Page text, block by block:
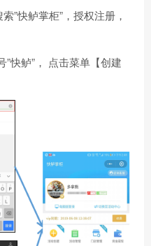
”快鲈掌柜”，授权注册，
快鲈”， 点击菜单【创建